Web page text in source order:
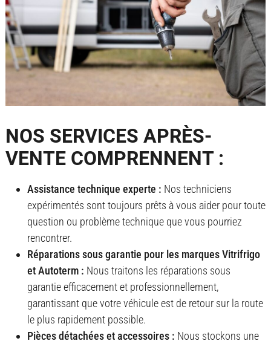
NOS SERVICES APRÈS-
VENTE COMPRENNENT :
Assistance technique experte : Nos techniciens
expérimentés sont toujours prêts à vous aider pour toute
question ou problème technique que vous pourriez
rencontrer.
Réparations sous garantie pour les marques Vitrifrigo
et Autoterm : Nous traitons les réparations sous
garantie efficacement et professionnellement,
garantissant que votre véhicule est de retour sur la route
le plus rapidement possible.
Pièces détachées et accessoires : Nous stockons une